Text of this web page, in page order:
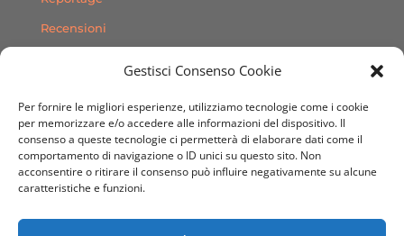
Gestisci Consenso Cookie
Per fornire le migliori esperienze, utilizziamo tecnologie come i cookie
per memorizzare e/o accedere alle informazioni del dispositivo. Il
consenso a queste tecnologie ci permetterà di elaborare dati come il
comportamento di navigazione o ID unici su questo sito. Non
acconsentire o ritirare il consenso può influire negativamente su alcune
caratteristiche e funzioni.
Recensioni
Contatti
SEGUICI SUI SOCIAL